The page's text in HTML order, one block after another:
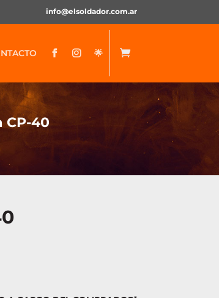
info@elsoldador.com.ar
  🌟
CP-40